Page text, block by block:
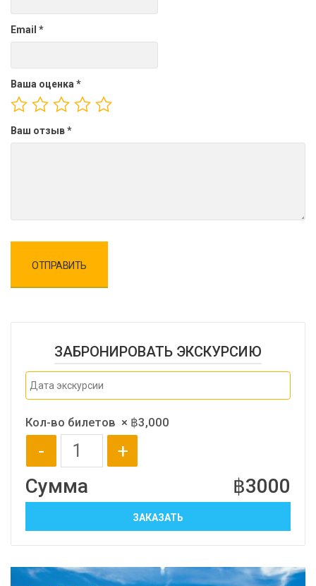
Email *
Ваша оценка *
Ваш отзыв*
ЗАБРОНИРОВАТЬ ЭКСКУРСИЮ
Кол-во билетов × ฿3,000
-
+
Сумма
฿3000
ЗАКАЗАТЬ